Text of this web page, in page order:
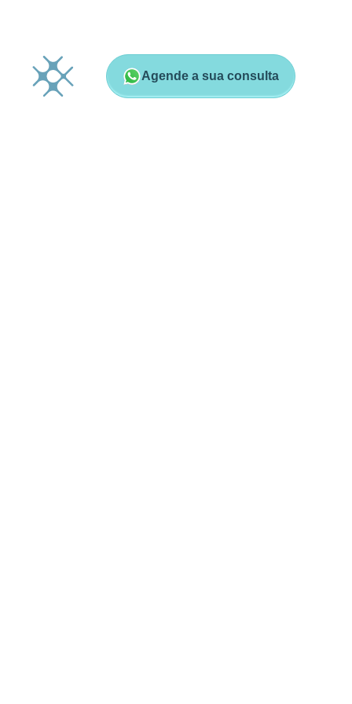
Agende a sua consulta